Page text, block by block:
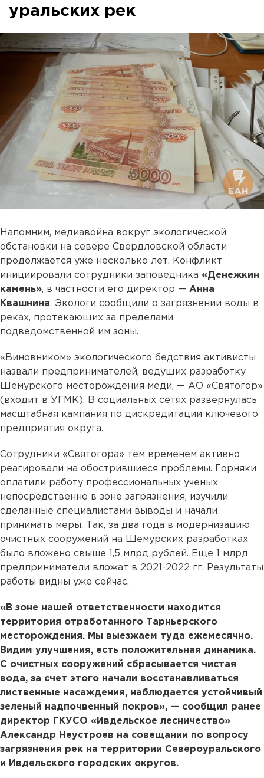
уральских рек
Напомним, медиавойна вокруг экологической
обстановки на севере Свердловской области
продолжается уже несколько лет. Конфликт
инициировали сотрудники заповедника «Денежкин
камень», в частности его директор — Анна
Квашнина. Экологи сообщили о загрязнении воды в
реках, протекающих за пределами
подведомственной им зоны.
«Виновником» экологического бедствия активисты
назвали предпринимателей, ведущих разработку
Шемурского месторождения меди, — АО «Святогор»
(входит в УГМК). В социальных сетях развернулась
масштабная кампания по дискредитации ключевого
предприятия округа.
Сотрудники «Святогора» тем временем активно
реагировали на обострившиеся проблемы. Горняки
оплатили работу профессиональных ученых
непосредственно в зоне загрязнения, изучили
сделанные специалистами выводы и начали
принимать меры. Так, за два года в модернизацию
очистных сооружений на Шемурских разработках
было вложено свыше 1,5 млрд рублей. Еще 1 млрд
предприниматели вложат в 2021-2022 гг. Результаты
работы видны уже сейчас.
«В зоне нашей ответственности находится
территория отработанного Тарньерского
месторождения. Мы выезжаем туда ежемесячно.
Видим улучшения, есть положительная динамика.
С очистных сооружений сбрасывается чистая
вода, за счет этого начали восстанавливаться
лиственные насаждения, наблюдается устойчивый
зеленый надпочвенный покров», — сообщил ранее
директор ГКУСО «Ивдельское лесничество»
Александр Неустроев на совещании по вопросу
загрязнения рек на территории Североуральского
и Ивдельского городских округов.